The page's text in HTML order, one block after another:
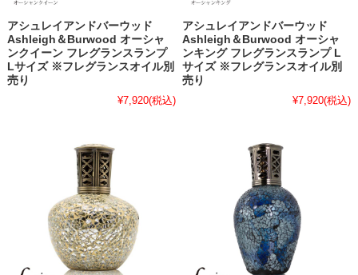
アシュレイアンドバーウッド
Ashleigh＆Burwood オーシャ
ンクイーン フレグランスランプ
Lサイズ ※フレグランスオイル別
売り
¥7,920(税込)
アシュレイアンドバーウッド
Ashleigh＆Burwood オーシャ
ンキング フレグランスランプ L
サイズ ※フレグランスオイル別
売り
¥7,920(税込)